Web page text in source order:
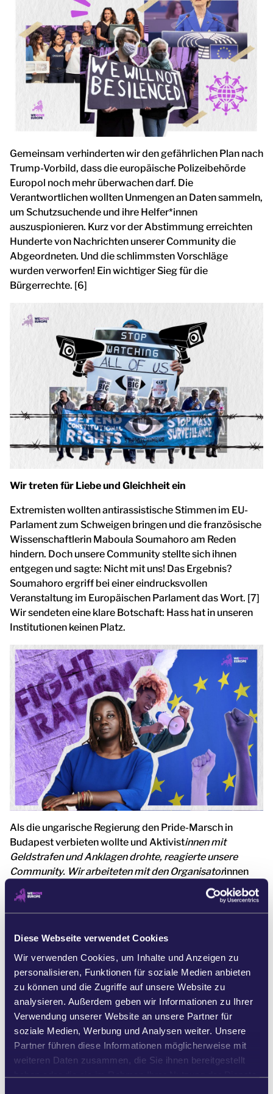
Diese Webseite verwendet Cookies
Wir verwenden Cookies, um Inhalte und Anzeigen zu
personalisieren, Funktionen für soziale Medien anbieten
zu können und die Zugriffe auf unsere Website zu
analysieren. Außerdem geben wir Informationen zu Ihrer
Verwendung unserer Website an unsere Partner für
soziale Medien, Werbung und Analysen weiter. Unsere
Partner führen diese Informationen möglicherweise mit
weiteren Daten zusammen, die Sie ihnen bereitgestellt
haben oder die sie im Rahmen Ihrer Nutzung der Dienste
Gemeinsam verhinderten wir den gefährlichen Plan nach
Trump-Vorbild, dass die europäische Polizeibehörde
Europol noch mehr überwachen darf. Die
Verantwortlichen wollten Unmengen an Daten sammeln,
um Schutzsuchende und ihre Helfer*innen
auszuspionieren. Kurz vor der Abstimmung erreichten
Hunderte von Nachrichten unserer Community die
Abgeordneten. Und die schlimmsten Vorschläge
wurden verworfen! Ein wichtiger Sieg für die
Bürgerrechte. [6]
Wir treten für Liebe und Gleichheit ein
Extremisten wollten antirassistische Stimmen im EU-
Parlament zum Schweigen bringen und die französische
Wissenschaftlerin Maboula Soumahoro am Reden
hindern. Doch unsere Community stellte sich ihnen
entgegen und sagte: Nicht mit uns! Das Ergebnis?
Soumahoro ergriff bei einer eindrucksvollen
Veranstaltung im Europäischen Parlament das Wort. [7]
Wir sendeten eine klare Botschaft: Hass hat in unseren
Institutionen keinen Platz.
Als die ungarische Regierung den Pride-Marsch in
Budapest verbieten wollte und Aktivistinnen mit
Geldstrafen und Anklagen drohte, reagierte unsere
Community. Wir arbeiteten mit den Organisatorinnen
zusammen, um mehr öffentliche Aufmerksamkeit zu
erregen. Wir appellierten an die EU-Abgeordneten,
Solidarität zu zeigen und den Marsch durch ihre
Europaabgeordnete marschierten an der Seite der
LGBTQ+-Community. Über 200.000 Menschen nahmen
teil – Ungarns größte Pride-Veranstaltung aller Zeiten!
Gemeinsam machten wir es der Regierung unmöglich,
die Liebe zum Schweigen zu bringen. [8]